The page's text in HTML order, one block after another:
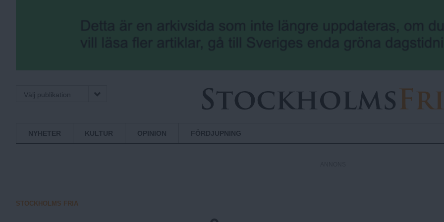
Välj publikation
S
o
NYHETER KULTUR OPINION FÖRDJUPNING
STOCKHOLMS FRIA